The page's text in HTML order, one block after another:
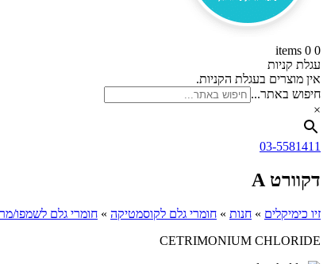
0
0 items
עגלת קניות
אין מוצרים בעגלת הקניות.
חיפוש באתר...
×
03-5581411
דקוורט A
זיו כימיקלים » חנות » חומרי גלם לקוסמטיקה » חומרי גלם לשמפו/
CETRIMONIUM CHLORIDE